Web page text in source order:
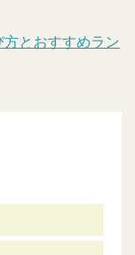
とおすすめラン